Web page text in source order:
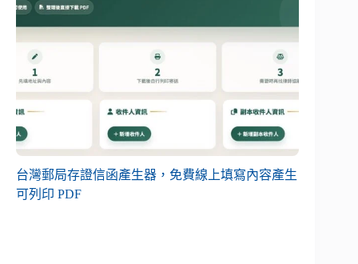
台灣郵局存證信函產生器，免費線上填寫內容產生
可列印 PDF